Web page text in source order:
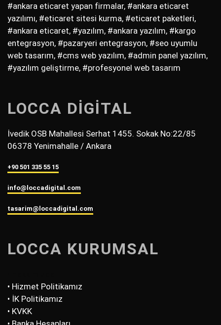
#ankara eticaret yapan firmalar, #ankara eticaret
yazılımı, #eticaret sitesi kurma, #eticaret paketleri,
#ankara eticaret, #yazılım, #ankara yazılım, #kargo
entegrasyon, #pazaryeri entegrasyon, #seo uyumlu
web tasarım, #cms web yazılım, #admin panel yazılım,
#yazılım geliştirme, #profesyonel web tasarım
LOCCA DİGİTAL
İvedik OSB Mahallesi Serhat 1455. Sokak No:22/85
06378 Yenimahalle / Ankara
+90 501 335 55 15
info@loccadigital.com
tasarim@loccadigital.com
LOCCA KURUMSAL
• Hizmet Politikamız
• İK Politikamız
• KVKK